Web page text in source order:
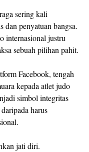
sering kali
penyatuan bangsa.
internasional justru
sebuah pilihan pahit.
Facebook, tengah
kepada atlet judo
simbol integritas
harus
jati diri.